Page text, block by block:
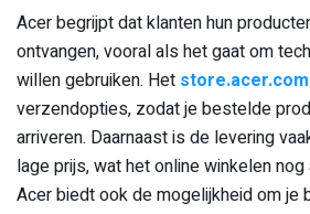
Acer begrijpt dat klanten hun
ontvangen, vooral als het gaat om
willen gebruiken. Het store.acer.com
verzendopties, zodat je bestelde
arriveren. Daarnaast is de levering
lage prijs, wat het online winkelen
Acer biedt ook de mogelijkheid om je